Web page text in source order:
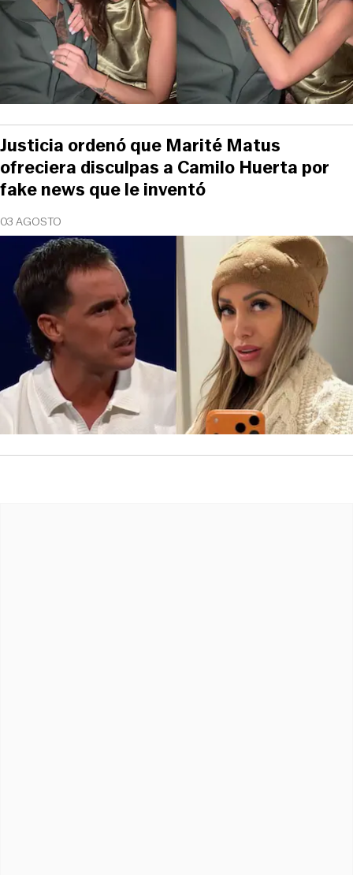
03 AGOSTO
Justicia ordenó que Marité Matus
ofreciera disculpas a Camilo Huerta por
fake news que le inventó